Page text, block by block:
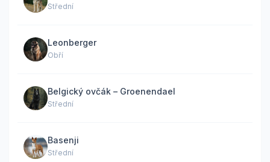
Střední
Leonberger
Obří
Belgický ovčák – Groenendael
Střední
Basenji
Střední